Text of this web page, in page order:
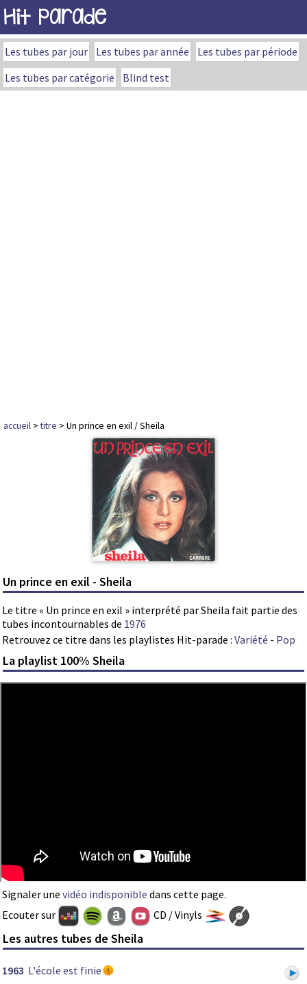
Hit Parade
Les tubes par jour Les tubes par année
Les tubes par période
Les tubes par catégorie
Blind test
accueil >titre > Un prince en exil / Sheila
Un prince en exil - Sheila
Le titre « Un prince en exil » interprété par Sheila fait partie des
tubes incontournables de 1976
Retrouvez ce titre dans les playlistes Hit-parade : Variété - Pop
La playlist 100% Sheila
Signaler une vidéo indisponible dans cette page.
Ecouter sur
CD / Vinyls
Les autres tubes de Sheila
1963 L'école est finie